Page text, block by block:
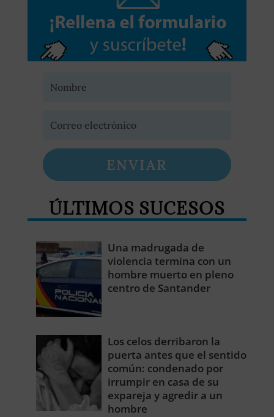
ENVIAR
ÚLTIMOS SUCESOS
Una madrugada de
violencia termina con un
hombre muerto en pleno
centro de Santander
Los celos derribaron la
puerta antes que el sentido
común: condenado por
irrumpir en casa de su
expareja y agredir a un
hombre